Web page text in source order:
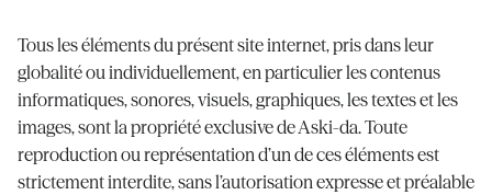
Tous les éléments du présent site internet, pris dans leur
globalité ou individuellement, en particulier les contenus
informatiques, sonores, visuels, graphiques, les textes et les
images, sont la propriété exclusive de Aski-da. Toute
reproduction ou représentation d’un de ces éléments est
strictement interdite, sans l’autorisation expresse et préalable